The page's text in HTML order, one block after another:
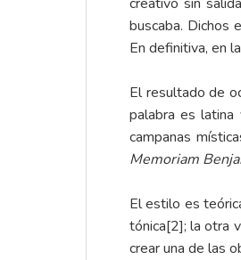
buscaba. Dichos
En definitiva, en
El resultado de
palabra es latina
campanas
Memoriam
El estilo es
tónica[2]; la otra
crear una de las